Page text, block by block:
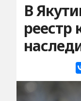
В
реестр